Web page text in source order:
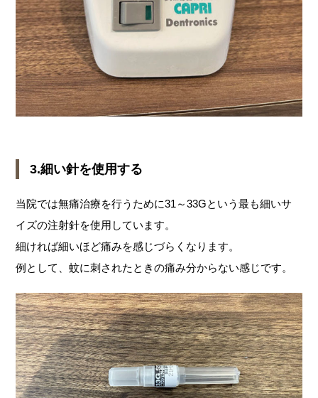
3.細い針を使用する
当院では無痛治療を行うために31～33Gという最も細いサ
イズの注射針を使用しています。
細ければ細いほど痛みを感じづらくなります。
例として、蚊に刺されたときの痛み分からない感じです。